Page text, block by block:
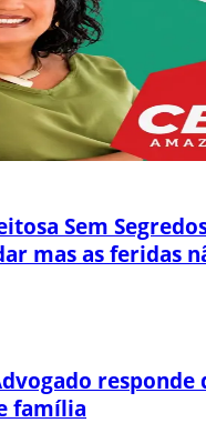
Sem
mas as feridas
responde
família